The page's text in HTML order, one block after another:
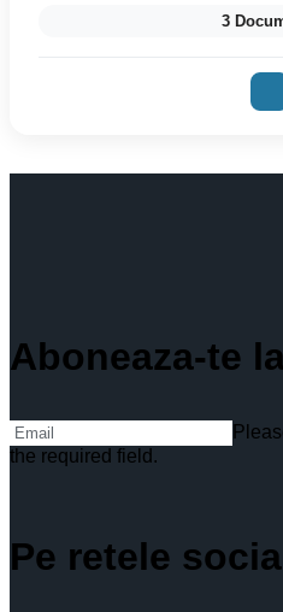
3
Aboneaza-te
the required field.
Pe retele